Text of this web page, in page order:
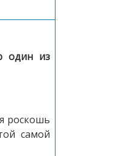
один из
роскошь
самой